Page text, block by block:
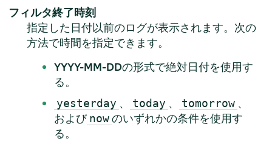
フィルタ終了時刻
指定した日付以前のログが表示されます。次の
方法で時間を指定できます。
YYYY-MM-DDの形式で絶対日付を使用す
る。
yesterday 、 today 、 tomorrow 、
および now のいずれかの条件を使用す
る。